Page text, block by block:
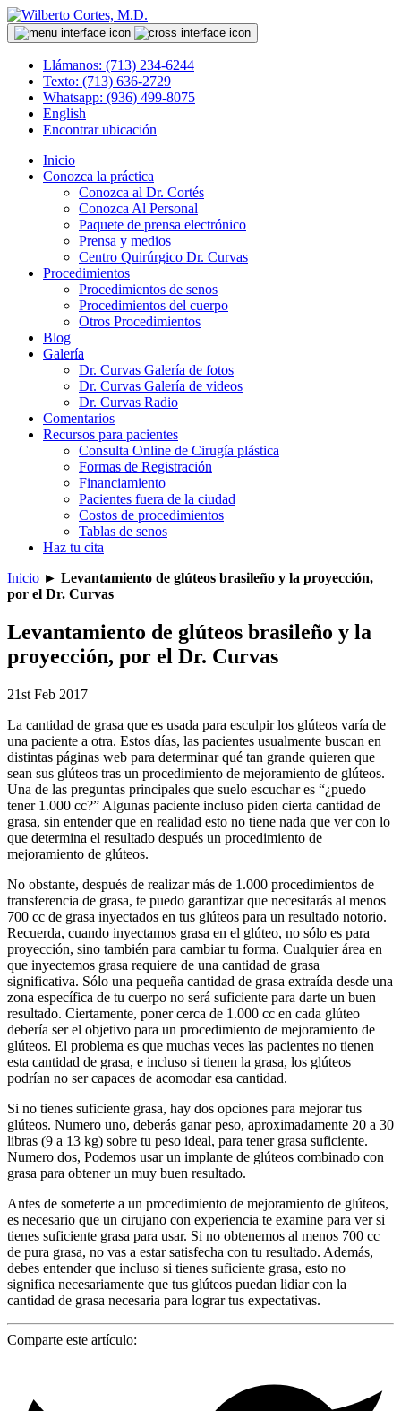
Llámanos: (713) 234-6244
Texto: (713) 636-2729
Whatsapp: (936) 499-8075
English
Encontrar ubicación
Inicio
Conozca la práctica
Conozca al Dr. Cortés
Conozca Al Personal
Paquete de prensa electrónico
Prensa y medios
Centro Quirúrgico Dr. Curvas
Procedimientos
Procedimientos de senos
Procedimientos del cuerpo
Otros Procedimientos
Blog
Galería
Dr. Curvas Galería de fotos
Dr. Curvas Galería de videos
Dr. Curvas Radio
Comentarios
Recursos para pacientes
Consulta Online de Cirugía plástica
Formas de Registración
Financiamiento
Pacientes fuera de la ciudad
Costos de procedimientos
Tablas de senos
Haz tu cita
Inicio ► Levantamiento de glúteos brasileño y la proyección,
por el Dr. Curvas
Levantamiento de glúteos brasileño y la
proyección, por el Dr. Curvas
21st Feb 2017
La cantidad de grasa que es usada para esculpir los glúteos varía de
una paciente a otra. Estos días, las pacientes usualmente buscan en
distintas páginas web para determinar qué tan grande quieren que
sean sus glúteos tras un procedimiento de mejoramiento de glúteos.
Una de las preguntas principales que suelo escuchar es “¿puedo
tener 1.000 cc?” Algunas paciente incluso piden cierta cantidad de
grasa, sin entender que en realidad esto no tiene nada que ver con lo
que determina el resultado después un procedimiento de
mejoramiento de glúteos.
No obstante, después de realizar más de 1.000 procedimientos de
transferencia de grasa, te puedo garantizar que necesitarás al menos
700 cc de grasa inyectados en tus glúteos para un resultado notorio.
Recuerda, cuando inyectamos grasa en el glúteo, no sólo es para
proyección, sino también para cambiar tu forma. Cualquier área en
que inyectemos grasa requiere de una cantidad de grasa
significativa. Sólo una pequeña cantidad de grasa extraída desde una
zona específica de tu cuerpo no será suficiente para darte un buen
resultado. Ciertamente, poner cerca de 1.000 cc en cada glúteo
debería ser el objetivo para un procedimiento de mejoramiento de
glúteos. El problema es que muchas veces las pacientes no tienen
esta cantidad de grasa, e incluso si tienen la grasa, los glúteos
podrían no ser capaces de acomodar esa cantidad.
Si no tienes suficiente grasa, hay dos opciones para mejorar tus
glúteos. Numero uno, deberás ganar peso, aproximadamente 20 a 30
libras (9 a 13 kg) sobre tu peso ideal, para tener grasa suficiente.
Numero dos, Podemos usar un implante de glúteos combinado con
grasa para obtener un muy buen resultado.
Antes de someterte a un procedimiento de mejoramiento de glúteos,
es necesario que un cirujano con experiencia te examine para ver si
tienes suficiente grasa para usar. Si no obtenemos al menos 700 cc
de pura grasa, no vas a estar satisfecha con tu resultado. Además,
debes entender que incluso si tienes suficiente grasa, esto no
significa necesariamente que tus glúteos puedan lidiar con la
cantidad de grasa necesaria para lograr tus expectativas.
Comparte este artículo: